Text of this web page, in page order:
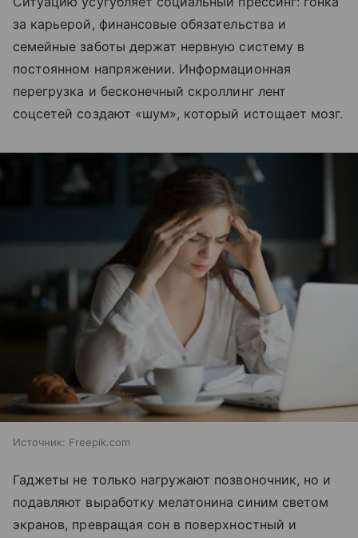
за карьерой, финансовые обязательства и
семейные заботы держат нервную систему в
постоянном напряжении. Информационная
перегрузка и бесконечный скроллинг лент
соцсетей создают «шум», который истощает мозг.
Источник: Freepik.com
Гаджеты не только нагружают позвоночник, но и
подавляют выработку мелатонина синим светом
экранов, превращая сон в поверхностный и